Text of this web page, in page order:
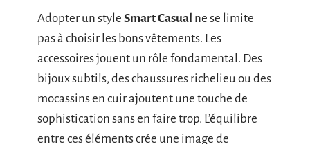
Adopter un style Smart Casual ne se limite
pas à choisir les bons vêtements. Les
accessoires jouent un rôle fondamental. Des
bijoux subtils, des chaussures richelieu ou des
mocassins en cuir ajoutent une touche de
sophistication sans en faire trop. L’équilibre
entre ces éléments crée une image de